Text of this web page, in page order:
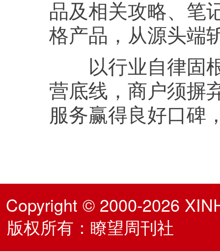
品及相关攻略、笔
格产品，从源头端
以行业自律固根
营底线，商户须摒
服务赢得良好口碑
Copyright © 2000-2026
版权所有：瞭望周刊社